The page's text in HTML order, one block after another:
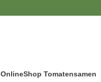
OnlineShop Tomatensamen